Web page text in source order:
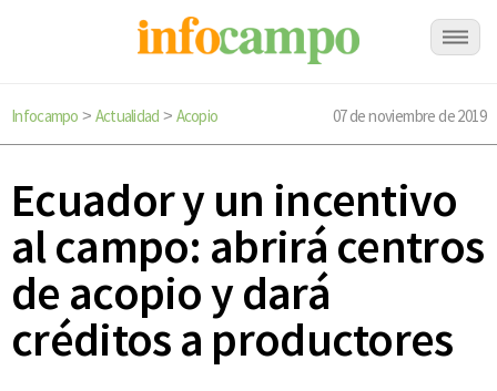
Infocampo > Actualidad > Acopio 07 de noviembre de 2019
Ecuador y un incentivo
al campo: abrirá centros
de acopio y dará
créditos a productores